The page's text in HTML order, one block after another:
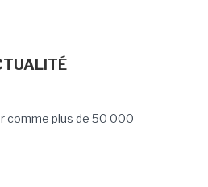
comme plus de 50 000